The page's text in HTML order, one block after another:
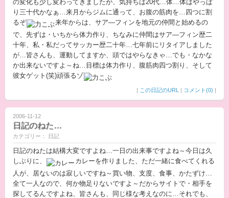
の変化も少し変わってきましたが、気持ちは20代…体…体はやっぱ
り三十代かなぁ…来月からジムに通って、お腹の筋肉を…四つに割
るぞ
来年からは、サア―フィンを地元の仲間と始めるの
で、先ずは・いちから体力作り、ちなみに仲間はサア―フィン歴二
十年、私・私だってサッカー歴二十年…七年前にリタイアしました
が…皆さんも、運動してますか、頭ではやらなきゃ…でも・なかな
か出来ないですよ～ね…目標は体力作り、腹筋肉四つ割り、そして
彼女ゲット(笑)頑張るゾ
| この日記のURL | コメント(0) |
2006-11-12
日記のねた…
カテゴリー： 日記
日記のねたは結構大変ですよね…一日の出来事ですよね～今日は久
しぶりに、
カレーを作りました、ただ一緒に食べてくれる
人が、居ないのは寂しいですね～買い物、支度、食事、かたずけ…
全て一人なので、何か物足りないですよ～だからサイトで・相手を
探してるんですよね、皆さんも、同じ様な考えなのに…それでも、